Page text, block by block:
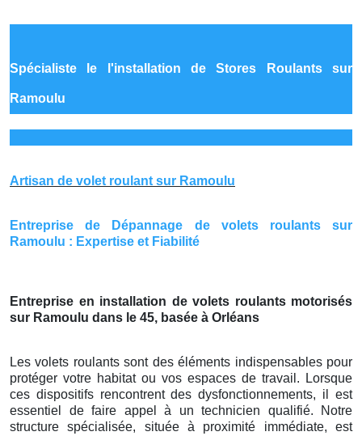
Spécialiste le l'installation de Stores Roulants sur
Ramoulu
Artisan de volet roulant sur Ramoulu
Entreprise de Dépannage de volets roulants sur
Ramoulu : Expertise et Fiabilité
Entreprise en installation de volets roulants motorisés
sur Ramoulu dans le 45, basée à Orléans
Les volets roulants sont des éléments indispensables pour
protéger votre habitat ou vos espaces de travail. Lorsque
ces dispositifs rencontrent des dysfonctionnements, il est
essentiel de faire appel à un technicien qualifié. Notre
structure spécialisée, située à proximité immédiate, est